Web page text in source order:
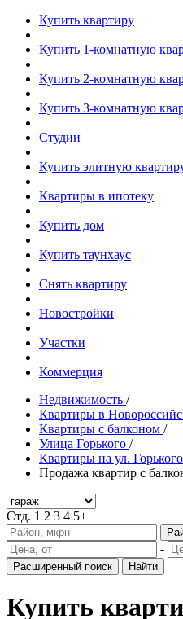
Купить квартиру
Купить 1-комнатную
Купить 2-комнатную
Купить 3-комнатную
Студии
Купить элитную
Квартиры в ипотеку
Купить дом
Купить таунхаус
Снять квартиру
Новостройки
Участки
Коммерция
Недвижимость /
Квартиры в
Квартиры с балконом /
Улица Горького /
Квартиры на ул. Горького
Продажа квартир с
Стд. 1 2 3 4 5+
-
Расширенный поиск Найти
Купить